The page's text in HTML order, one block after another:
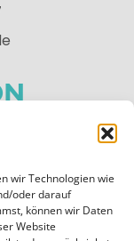
wir Technologien wie
oder darauf
können wir Daten
Website